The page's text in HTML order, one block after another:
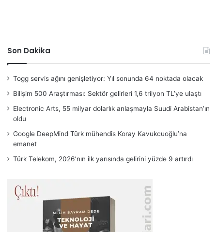
Son Dakika
Togg servis ağını genişletiyor: Yıl sonunda 64 noktada olacak
Bilişim 500 Araştırması: Sektör gelirleri 1,6 trilyon TL’ye ulaştı
Electronic Arts, 55 milyar dolarlık anlaşmayla Suudi Arabistan’ın
oldu
Google DeepMind Türk mühendis Koray Kavukcuoğlu’na
emanet
Türk Telekom, 2026’nın ilk yarısında gelirini yüzde 9 artırdı